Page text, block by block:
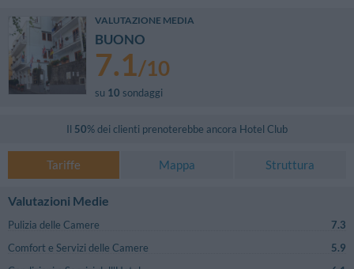
VALUTAZIONE MEDIA
BUONO
7.1/10
su 10 sondaggi
Il 50% dei clienti prenoterebbe ancora Hotel Club
Tariffe Mappa Struttura
Valutazioni Medie
Pulizia delle Camere
7.3
Comfort e Servizi delle Camere
5.9